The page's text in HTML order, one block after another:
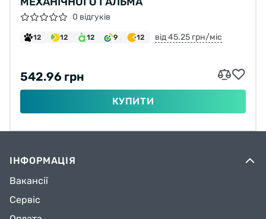
0 відгуків
12 12 12 9 12 від 45.25 грн/міс
542.96 грн
КУПИТИ
ІНФОРМАЦІЯ
Вакансії
Сервіс